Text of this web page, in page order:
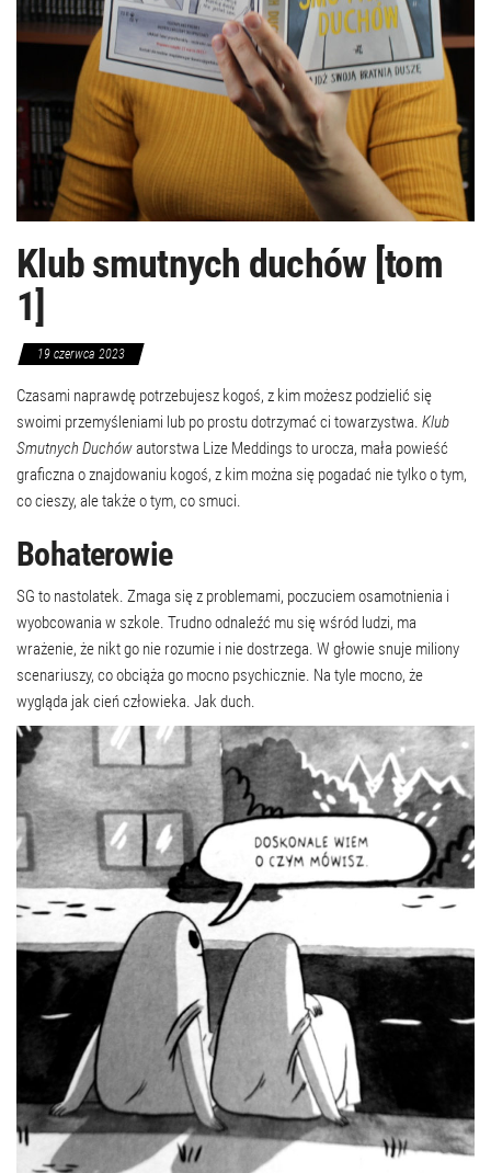
Klub smutnych duchów [tom
1]
19 czerwca 2023
Czasami naprawdę potrzebujesz kogoś, z kim możesz podzielić się
swoimi przemyśleniami lub po prostu dotrzymać ci towarzystwa. Klub
Smutnych Duchówautorstwa Lize Meddings to urocza, mała powieść
graficzna o znajdowaniu kogoś, z kim można się pogadać nie tylko o tym,
co cieszy, ale także o tym, co smuci.
Bohaterowie
SG to nastolatek. Zmaga się z problemami, poczuciem osamotnienia i
wyobcowania w szkole. Trudno odnaleźć mu się wśród ludzi, ma
wrażenie, że nikt go nie rozumie i nie dostrzega. W głowie snuje miliony
scenariuszy, co obciąża go mocno psychicznie. Na tyle mocno, że
wygląda jak cień człowieka. Jak duch.